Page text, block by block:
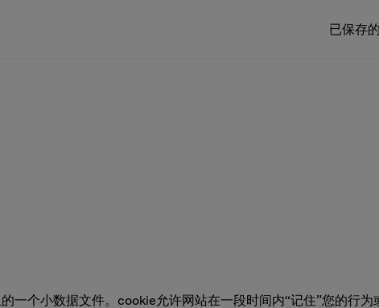
已保存
个小数据文件。cookie允许网站在一段时间内“记住”您的行为